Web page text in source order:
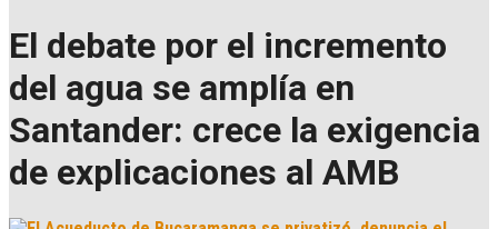
El debate por el incremento
del agua se amplía en
Santander: crece la exigencia
de explicaciones al AMB